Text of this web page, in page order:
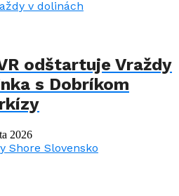
odštartuje Vraždy
s Dobríkom
2026